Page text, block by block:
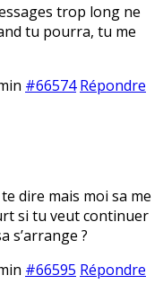
trop long ne
tu pourra, tu me
#66574 Répondre
dire mais moi sa me
si tu veut continuer
s’arrange ?
#66595 Répondre